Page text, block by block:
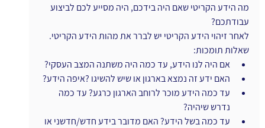
מה הידע הקריטי שאם היה בידכם, היה מסייע לכם לביצוע
עבודתכם?
לאחר זיהוי הידע הקריטי יש לברר את מהות הידע הקריטי.
שאלות תומכות:
אם היה לנו הידע, עד כמה היה משתנה המצב העסקי?
האם ידע זה נמצא בארגון או שיש להשיגו ?איפה הידע?
עד כמה הידע מוכר לרוחב הארגון כרגע? עד כמה
נדרש שיהיה?
עד כמה בשל הידע? האם מדובר בידע חדש/חדשני או